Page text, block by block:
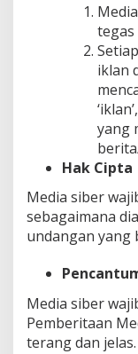
iklan
yang
Hak Cipta
Media siber
sebagaimana
undangan yang
Media siber
Pemberitaan
terang dan jelas.